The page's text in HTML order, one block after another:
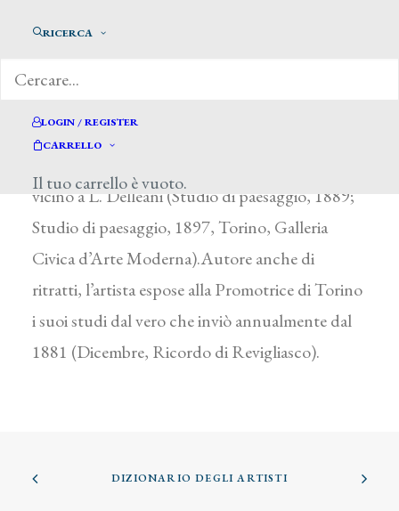
RICERCA
LOGIN / REGISTER
CARRELLO
Il tuo carrello è vuoto.
Maestro elementare, Costanzo praticò la pittura
simpatie di origine fontanesiana maturate
vicino a L. Delleani (Studio di paesaggio, 1889;
Studio di paesaggio, 1897, Torino, Galleria
Civica d’Arte Moderna).Autore anche di
ritratti, l’artista espose alla Promotrice di Torino
i suoi studi dal vero che inviò annualmente dal
1881 (Dicembre, Ricordo di Revigliasco).
DIZIONARIO DEGLI ARTISTI